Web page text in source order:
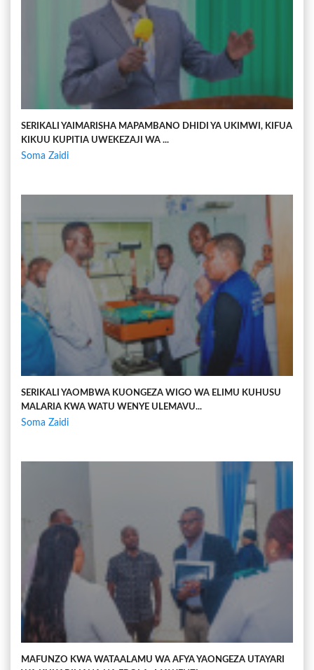
SERIKALI YAIMARISHA MAPAMBANO DHIDI YA UKIMWI, KIFUA
KIKUU KUPITIA UWEKEZAJI WA ...
Soma Zaidi
SERIKALI YAOMBWA KUONGEZA WIGO WA ELIMU KUHUSU
MALARIA KWA WATU WENYE ULEMAVU...
Soma Zaidi
MAFUNZO KWA WATAALAMU WA AFYA YAONGEZA UTAYARI